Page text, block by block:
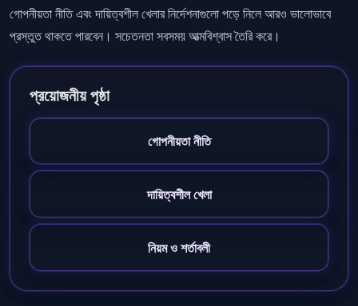
গোপনীয়তা নীতি এবং দায়িত্বশীল খেলার নির্দেশনাগুলো পড়ে নিলে আরও ভালোভাবে
প্রস্তুত থাকতে পারবেন। সচেতনতা সবসময় আত্মবিশ্বাস তৈরি করে।
প্রয়োজনীয় পৃষ্ঠা
গোপনীয়তা নীতি
দায়িত্বশীল খেলা
নিয়ম ও শর্তাবলী